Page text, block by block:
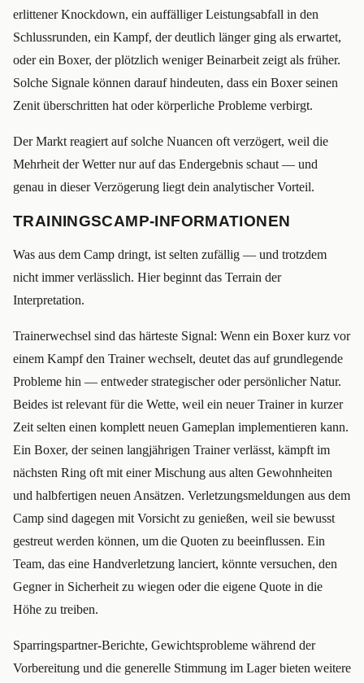
erlittener Knockdown, ein auffälliger Leistungsabfall in den
Schlussrunden, ein Kampf, der deutlich länger ging als erwartet,
oder ein Boxer, der plötzlich weniger Beinarbeit zeigt als früher.
Solche Signale können darauf hindeuten, dass ein Boxer seinen
Zenit überschritten hat oder körperliche Probleme verbirgt.
Der Markt reagiert auf solche Nuancen oft verzögert, weil die
Mehrheit der Wetter nur auf das Endergebnis schaut — und
genau in dieser Verzögerung liegt dein analytischer Vorteil.
TRAININGSCAMP-INFORMATIONEN
Was aus dem Camp dringt, ist selten zufällig — und trotzdem
nicht immer verlässlich. Hier beginnt das Terrain der
Interpretation.
Trainerwechsel sind das härteste Signal: Wenn ein Boxer kurz vor
einem Kampf den Trainer wechselt, deutet das auf grundlegende
Probleme hin — entweder strategischer oder persönlicher Natur.
Beides ist relevant für die Wette, weil ein neuer Trainer in kurzer
Zeit selten einen komplett neuen Gameplan implementieren kann.
Ein Boxer, der seinen langjährigen Trainer verlässt, kämpft im
nächsten Ring oft mit einer Mischung aus alten Gewohnheiten
und halbfertigen neuen Ansätzen. Verletzungsmeldungen aus dem
Camp sind dagegen mit Vorsicht zu genießen, weil sie bewusst
gestreut werden können, um die Quoten zu beeinflussen. Ein
Team, das eine Handverletzung lanciert, könnte versuchen, den
Gegner in Sicherheit zu wiegen oder die eigene Quote in die
Höhe zu treiben.
Sparringspartner-Berichte, Gewichtsprobleme während der
Vorbereitung und die generelle Stimmung im Lager bieten weitere